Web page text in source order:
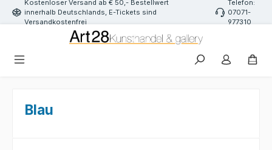
Zum Hauptinhalt springen
Kostenloser Versand ab € 50,- Bestellwert
innerhalb Deutschlands, E-Tickets sind
Versandkostenfrei
Telefon:
07071-
977310
Blau